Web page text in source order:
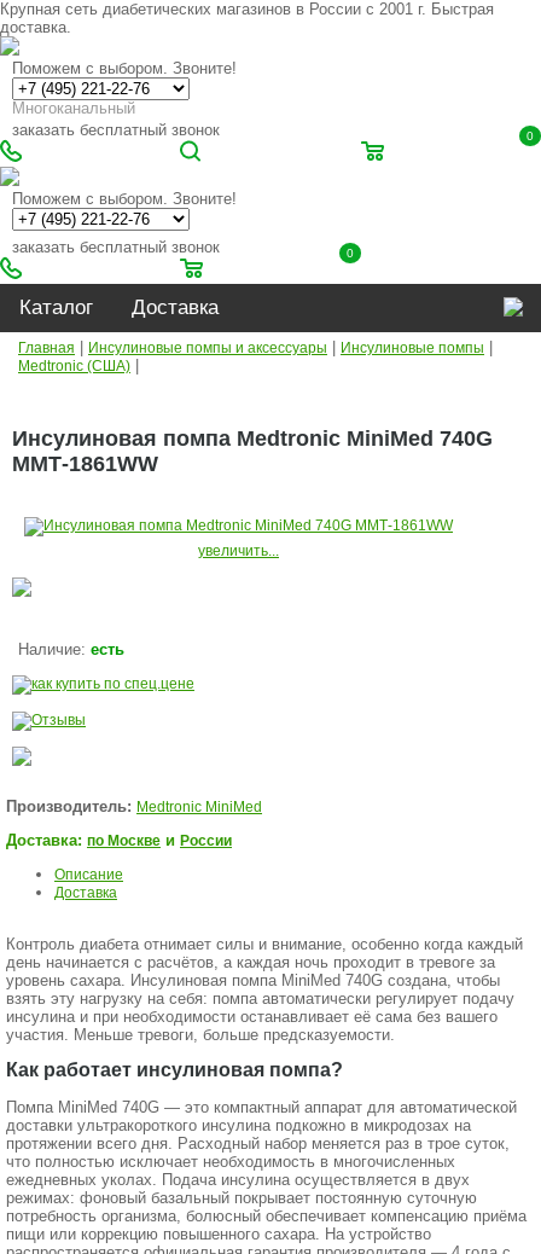
Крупная сеть диабетических магазинов в России с 2001 г. Быстрая
доставка.
Поможем с выбором. Звоните!
Многоканальный
заказать бесплатный звонок
0
Поможем с выбором. Звоните!
заказать бесплатный звонок 0
Каталог Доставка
Главная Инсулиновые помпы и аксессуары Инсулиновые помпы
Medtronic (США)
Инсулиновая помпа Medtronic MiniMed 740G
ММТ-1861WW
увеличить...
Наличие: есть
Производитель: Medtronic MiniMed
Доставка: по Москве и России
Описание
Доставка
Контроль диабета отнимает силы и внимание, особенно когда каждый
день начинается с расчётов, а каждая ночь проходит в тревоге за
уровень сахара. Инсулиновая помпа MiniMed 740G создана, чтобы
взять эту нагрузку на себя: помпа автоматически регулирует подачу
инсулина и при необходимости останавливает её сама без вашего
участия. Меньше тревоги, больше предсказуемости.
Как работает инсулиновая помпа?
Помпа MiniMed 740G — это компактный аппарат для автоматической
доставки ультракороткого инсулина подкожно в микродозах на
протяжении всего дня. Расходный набор меняется раз в трое суток,
что полностью исключает необходимость в многочисленных
ежедневных уколах. Подача инсулина осуществляется в двух
режимах: фоновый базальный покрывает постоянную суточную
потребность организма, болюсный обеспечивает компенсацию приёма
пищи или коррекцию повышенного сахара. На устройство